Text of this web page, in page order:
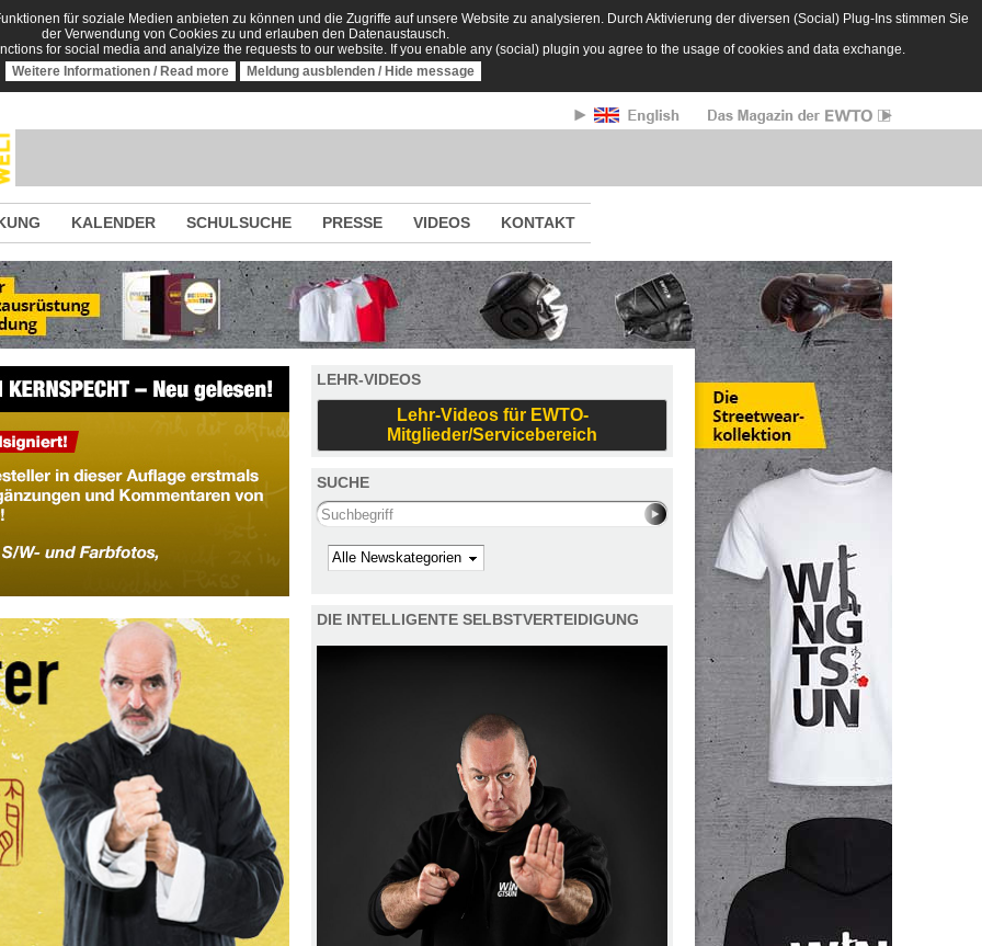
für soziale Medien anbieten zu können und die Zugriffe auf unsere Website zu analysieren. Durch Aktivierung der diversen (Social) Plug-Ins stimmen Sie
der Verwendung von Cookies zu und erlauben den Datenaustausch.
for social media and analyize the requests to our website. If you enable any (social) plugin you agree to the usage of cookies and data exchange.
Weitere Informationen / Read more
Meldung ausblenden / Hide message
KALENDER SCHULSUCHE PRESSE VIDEOS KONTAKT
LEHR-VIDEOS
Lehr-Videos für EWTO-
Mitglieder/Servicebereich
SUCHE
Search this site
Kategorie
DIE INTELLIGENTE SELBSTVERTEIDIGUNG